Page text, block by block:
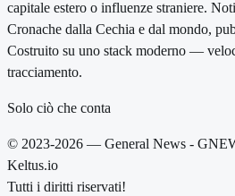
capitale estero o influenze straniere.
Cronache dalla Cechia e dal mondo,
Costruito su uno stack moderno —
tracciamento.
Solo ciò che conta
© 2023-2026 — General News -
Keltus.io
Tutti i diritti riservati!